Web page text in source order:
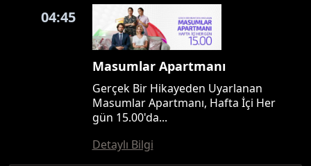
04:45
Masumlar Apartmanı
Gerçek Bir Hikayeden Uyarlanan
Masumlar Apartmanı, Hafta İçi Her
gün 15.00'da...
Detaylı Bilgi